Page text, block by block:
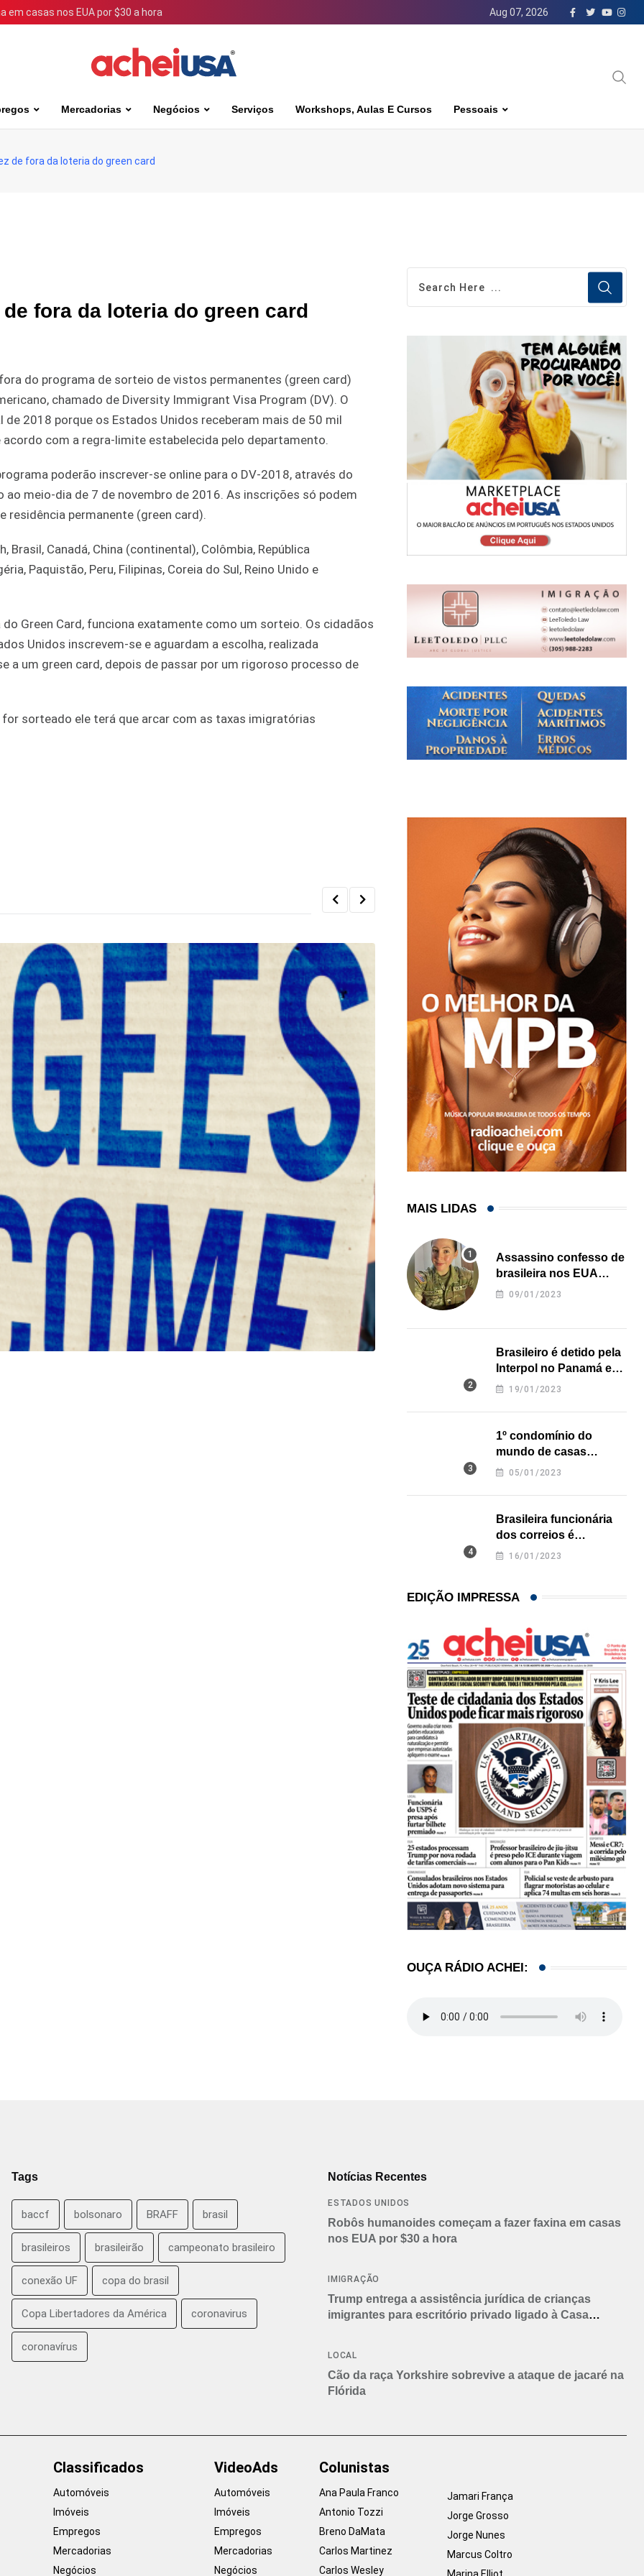
casas nos EUA por $30 a hora Aug 07, 2026
Mercadorias Negócios Serviços Workshops, Aulas E Cursos Pessoais
de fora da loteria do green card
fora da loteria do green card
do programa de sorteio de vistos permanentes (green card)
chamado de Diversity Immigrant Visa Program (DV). O
2018 porque os Estados Unidos receberam mais de 50 mil
com a regra-limite estabelecida pelo departamento.
poderão inscrever-se online para o DV-2018, através do
meio-dia de 7 de novembro de 2016. As inscrições só podem
permanente (green card).
Canadá, China (continental), Colômbia, República
Paquistão, Peru, Filipinas, Coreia do Sul, Reino Unido e
Green Card, funciona exatamente como um sorteio. Os cidadãos
Unidos inscrevem-se e aguardam a escolha, realizada
um green card, depois de passar por um rigoroso processo de
sorteado ele terá que arcar com as taxas imigratórias
MAIS LIDAS
Assassino confesso de
brasileira nos EUA
revela onde deixou o
09/01/2023
Brasileiro é detido pela
Interpol no Panamá e
pode pegar prisão
19/01/2023
1º condomínio do
mundo de casas
impressas em 3D é
05/01/2023
Brasileira funcionária
dos correios é
assassinada a facadas
16/01/2023
EDIÇÃO IMPRESSA
OUÇA RÁDIO ACHEI:
Tags
baccf bolsonaro BRAFF brasil
brasileiros brasileirão campeonato brasileiro
conexão UF copa do brasil
Copa Libertadores da América coronavirus
coronavírus
Notícias Recentes
ESTADOS UNIDOS
Robôs humanoides começam a fazer faxina em casas
nos EUA por $30 a hora
IMIGRAÇÃO
Trump entrega a assistência jurídica de crianças
imigrantes para escritório privado ligado à Casa
LOCAL
Cão da raça Yorkshire sobrevive a ataque de jacaré na
Flórida
Classificados
Automóveis
Imóveis
Empregos
Mercadorias
Negócios
VideoAds
Automóveis
Imóveis
Empregos
Mercadorias
Negócios
Colunistas
Ana Paula Franco
Antonio Tozzi
Breno DaMata
Carlos Martinez
Carlos Wesley
Jamari França
Jorge Grosso
Jorge Nunes
Marcus Coltro